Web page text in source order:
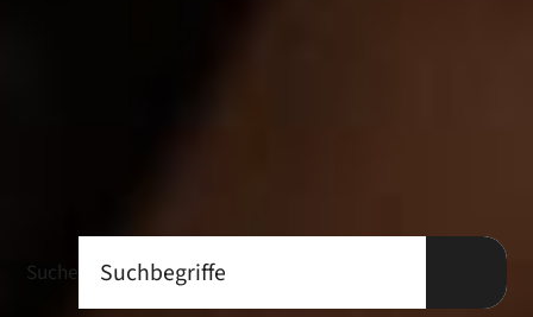
Suche